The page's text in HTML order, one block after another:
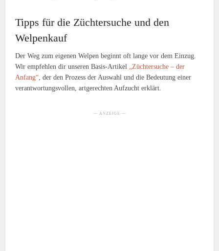
Tipps für die Züchtersuche und den
Welpenkauf
Der Weg zum eigenen Welpen beginnt oft lange vor dem Einzug.
Wir empfehlen dir unseren Basis-Artikel „Züchtersuche – der
Anfang“, der den Prozess der Auswahl und die Bedeutung einer
verantwortungsvollen, artgerechten Aufzucht erklärt.
— ANZEIGE —